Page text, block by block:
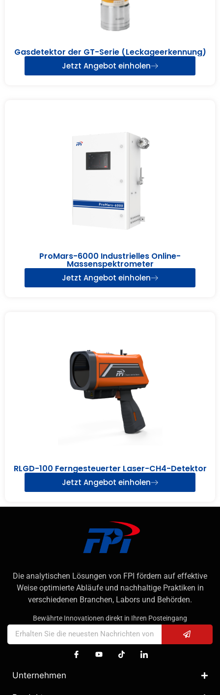
Gasdetektor der GT-Serie (Leckageerkennung)
Jetzt Angebot einholen
ProMars-6000 Industrielles Online-
Massenspektrometer
Jetzt Angebot einholen
RLGD-100 Ferngesteuerter Laser-CH4-Detektor
Jetzt Angebot einholen
Die analytischen Lösungen von FPI fördern auf effektive
Weise optimierte Abläufe und nachhaltige Praktiken in
verschiedenen Branchen, Labors und Behörden.
Bewährte Innovationen direkt in Ihren Posteingang
Unternehmen